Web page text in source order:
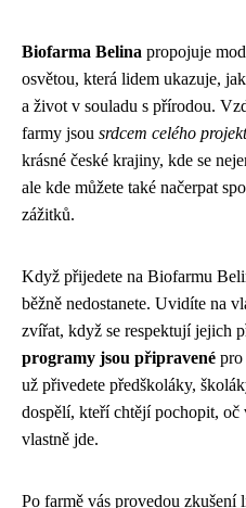
Biofarma Belina propojuje
osvětou, která lidem ukazuje,
a život v souladu s přírodou.
farmy jsou srdcem celého
krásné české krajiny, kde se
ale kde můžete také načerpat
zážitků.
Když přijedete na Biofarmu
běžně nedostanete. Uvidíte na
zvířat, když se respektují jejich
programy jsou připravené
už přivedete předškoláky,
dospělí, kteří chtějí pochopit,
vlastně jde.
Po farmě vás provedou